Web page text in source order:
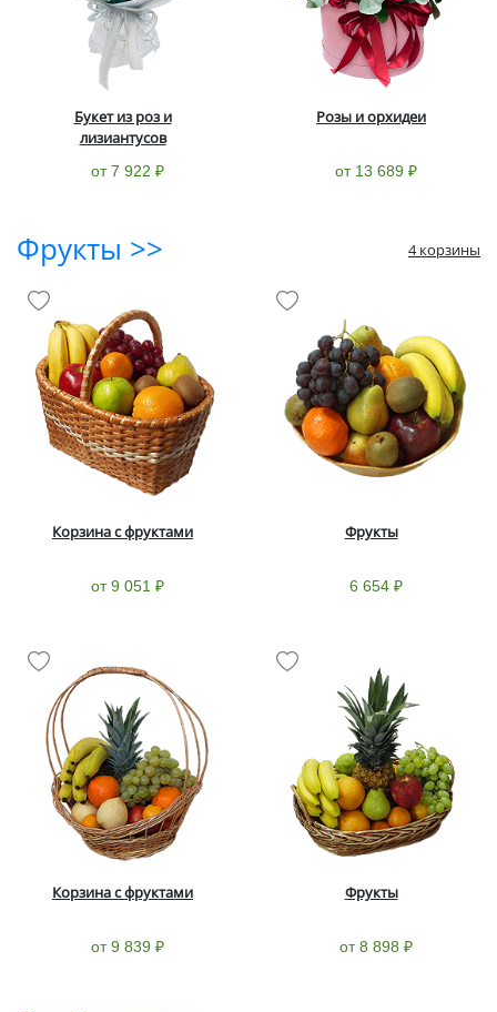
Букет из роз и
лизиантусов
от 7 922 ₽
Розы и орхидеи
от 13 689 ₽
Фрукты >> 4 корзины
Корзина с фруктами
от 9 051 ₽
Фрукты
6 654 ₽
Корзина с фруктами
от 9 839 ₽
Фрукты
от 8 898 ₽